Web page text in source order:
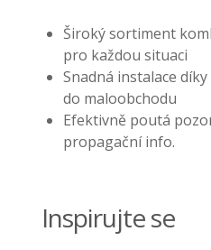
Široký sortiment
pro každou situaci
Snadná instalace
do maloobchodu
Efektivně poutá
propagační info.
Inspirujte se